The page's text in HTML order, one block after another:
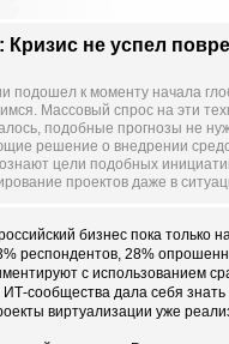
не успел
подошел к моменту начала
Массовый спрос на эти
подобные прогнозы не
решение о внедрении
цели подобных
проектов даже в
бизнес пока только
респондентов, 28%
с использованием
сообщества дала себя
виртуализации уже